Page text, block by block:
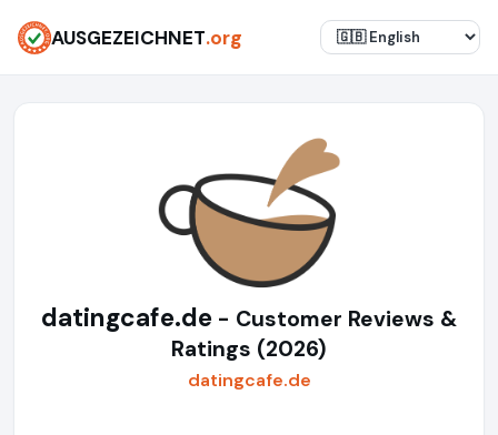
AUSGEZEICHNET.org
datingcafe.de - Customer Reviews &
Ratings (2026)
datingcafe.de